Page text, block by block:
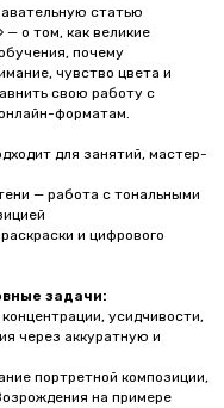
статью
о том, как великие
почему
чувство цвета и
свою работу с
форматам.
для занятий, мастер-
— работа с тональными
и цифрового
задачи:
усидчивости,
через аккуратную и
портретной композиции,
на примере